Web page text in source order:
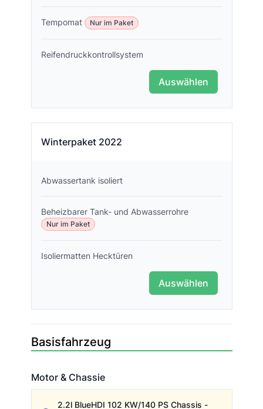
Tempomat Nur im Paket
Reifendruckkontrollsystem
Auswählen
Winterpaket 2022
Abwassertank isoliert
Beheizbarer Tank- und Abwasserrohre
Nur im Paket
Isoliermatten Hecktüren
Auswählen
Basisfahrzeug
Motor & Chassie
2.2l BlueHDI 102 KW/140 PS Chassis -